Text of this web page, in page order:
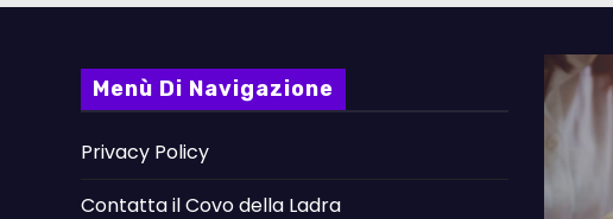
Menù Di Navigazione
Privacy Policy
Contatta il Covo della Ladra